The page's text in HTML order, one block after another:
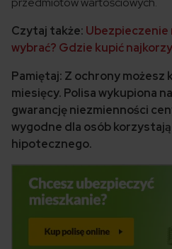
Czytaj także: Ubezpieczenie
wybrać? Gdzie kupić
Pamiętaj: Z ochrony możesz
miesięcy. Polisa wykupiona
gwarancję niezmienności
wygodne dla osób
hipotecznego.